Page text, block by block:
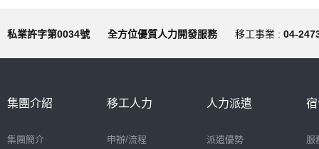
私業許字第0034號 全方位優質人力開發服務 移工事業 : 04-
集團介紹
集團簡介
移工人力
申辦/流程
人力派遣
派遣優勢 服